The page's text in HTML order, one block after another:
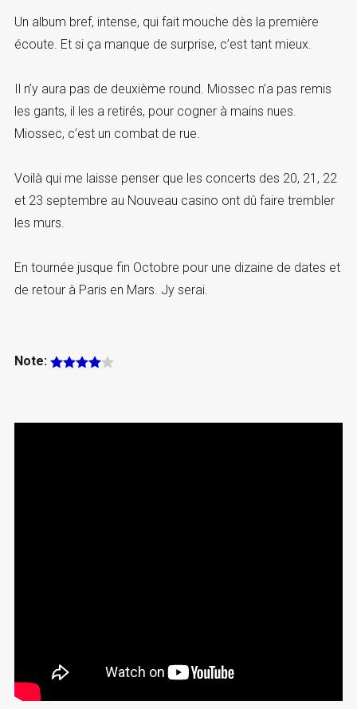
Un album bref, intense, qui fait mouche dès la première
écoute. Et si ça manque de surprise, c’est tant mieux.
Il n’y aura pas de deuxième round. Miossec n’a pas remis
les gants, il les a retirés, pour cogner à mains nues.
Miossec, c’est un combat de rue.
Voilà qui me laisse penser que les concerts des 20, 21, 22
et 23 septembre au Nouveau casino ont dû faire trembler
les murs.
En tournée jusque fin Octobre pour une dizaine de dates et
de retour à Paris en Mars. Jy serai.
Note: